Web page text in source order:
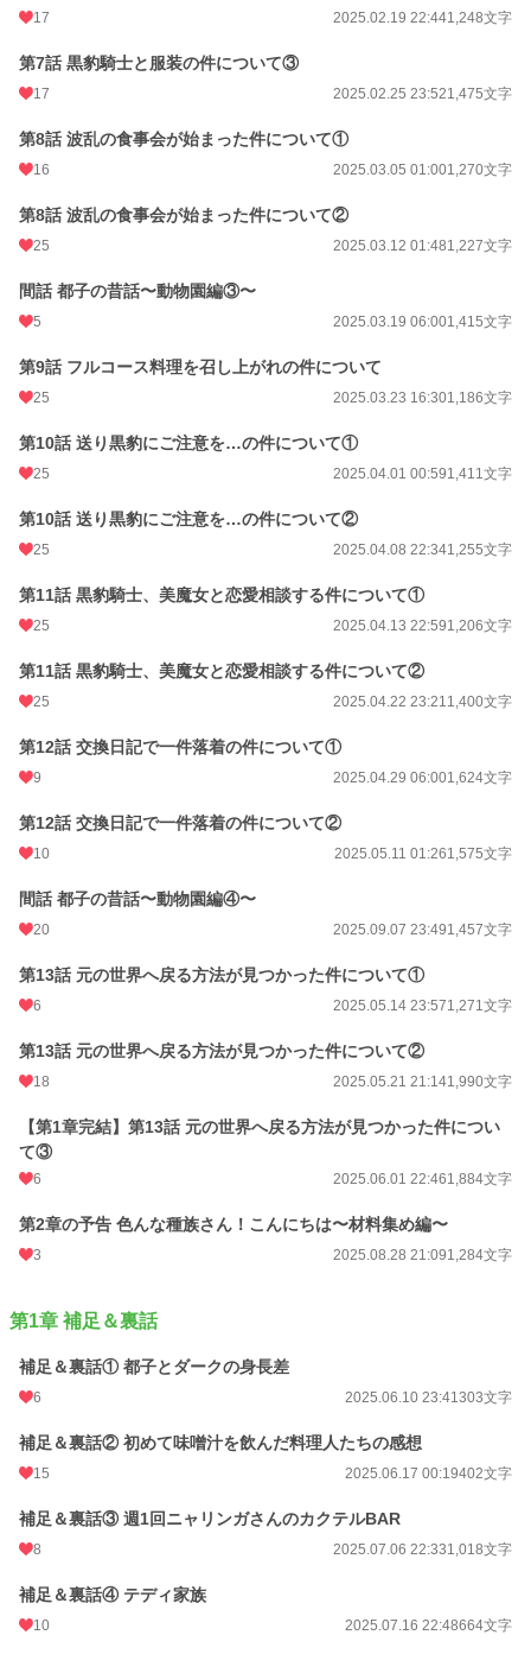
17 2025.02.19 22:441,248文字
第7話 黒豹騎士と服装の件について③
17 2025.02.25 23:521,475文字
第8話 波乱の食事会が始まった件について①
16 2025.03.05 01:001,270文字
第8話 波乱の食事会が始まった件について②
25 2025.03.12 01:481,227文字
間話 都子の昔話〜動物園編③〜
5 2025.03.19 06:001,415文字
第9話 フルコース料理を召し上がれの件について
25 2025.03.23 16:301,186文字
第10話 送り黒豹にご注意を…の件について①
25 2025.04.01 00:591,411文字
第10話 送り黒豹にご注意を…の件について②
25 2025.04.08 22:341,255文字
第11話 黒豹騎士、美魔女と恋愛相談する件について①
25 2025.04.13 22:591,206文字
第11話 黒豹騎士、美魔女と恋愛相談する件について②
25 2025.04.22 23:211,400文字
第12話 交換日記で一件落着の件について①
9 2025.04.29 06:001,624文字
第12話 交換日記で一件落着の件について②
10 2025.05.11 01:261,575文字
間話 都子の昔話〜動物園編④〜
20 2025.09.07 23:491,457文字
第13話 元の世界へ戻る方法が見つかった件について①
6 2025.05.14 23:571,271文字
第13話 元の世界へ戻る方法が見つかった件について②
18 2025.05.21 21:141,990文字
【第1章完結】第13話 元の世界へ戻る方法が見つかった件につい
て③
6 2025.06.01 22:461,884文字
第2章の予告 色んな種族さん！こんにちは〜材料集め編〜
3 2025.08.28 21:091,284文字
第1章 補足＆裏話
補足＆裏話① 都子とダークの身長差
6 2025.06.10 23:41303文字
補足＆裏話② 初めて味噌汁を飲んだ料理人たちの感想
15 2025.06.17 00:19402文字
補足＆裏話③ 週1回ニャリンガさんのカクテルBAR
8 2025.07.06 22:331,018文字
補足＆裏話④ テディ家族
10 2025.07.16 22:48664文字